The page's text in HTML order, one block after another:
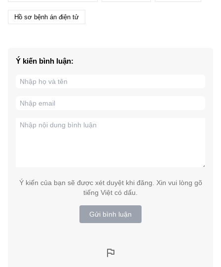
Hồ sơ bệnh án điện tử
Ý kiến bình luận:
Ý kiến của bạn sẽ được xét duyệt khi đăng. Xin vui lòng gõ
tiếng Việt có dấu.
Gửi bình luận